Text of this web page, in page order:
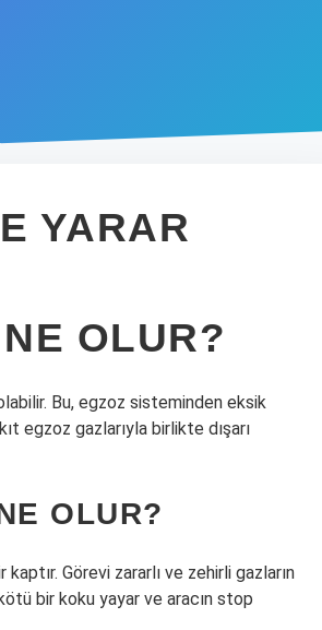
YARAR
OLUR?
Bu, egzoz sisteminden eksik
egzoz gazlarıyla birlikte dışarı
OLUR?
Görevi zararlı ve zehirli gazların
bir koku yayar ve aracın stop